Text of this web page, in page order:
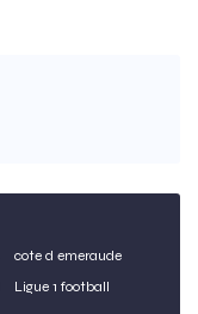
cote d emeraude
Ligue 1 football